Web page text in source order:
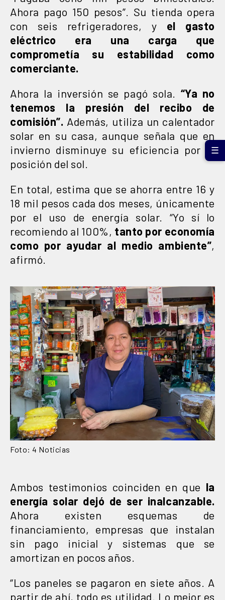
Ahora pago 150 pesos”. Su tienda opera
con seis refrigeradores, y el gasto
eléctrico era una carga que
comprometía su estabilidad como
comerciante.
Ahora la inversión se pagó sola. “Ya no
tenemos la presión del recibo de
comisión”. Además, utiliza un calentador
solar en su casa, aunque señala que en
invierno disminuye su eficiencia por la
posición del sol.
En total, estima que se ahorra entre 16 y
18 mil pesos cada dos meses, únicamente
por el uso de energía solar. “Yo sí lo
recomiendo al 100%, tanto por economía
como por ayudar al medio ambiente”,
afirmó.
Foto: 4 Noticias
Ambos testimonios coinciden en que la
energía solar dejó de ser inalcanzable.
Ahora existen esquemas de
financiamiento, empresas que instalan
sin pago inicial y sistemas que se
amortizan en pocos años.
“Los paneles se pagaron en siete años. A
partir de ahí, todo es utilidad. Lo mejor es
☰